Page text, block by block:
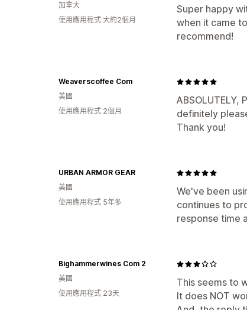
Super happy
when it came
recommend!
加拿大
使用應用程式 大約2個月
ABSOLUTELY,
definitely
Thank you!
Weaverscoffee Com
美國
使用應用程式 2個月
We've been
continues to
response time
URBAN ARMOR GEAR
美國
使用應用程式 5年多
This seems to
It does NOT
Bighammerwines Com 2
美國
使用應用程式 23天